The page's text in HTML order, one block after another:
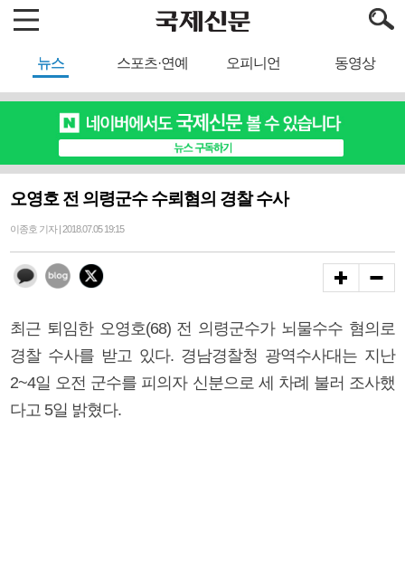
뉴스 스포츠·연예 오피니언 동영상
오영호 전 의령군수 수뢰혐의 경찰 수사
이종호 기자 | 2018.07.05 19:15
최근 퇴임한 오영호(68) 전 의령군수가 뇌물수수 혐의로
경찰 수사를 받고 있다. 경남경찰청 광역수사대는 지난
2~4일 오전 군수를 피의자 신분으로 세 차례 불러 조사했
다고 5일 밝혔다.